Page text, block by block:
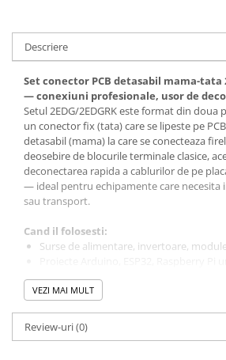
Scule si aparate de masura
Aparate de masura si testare
Scule manuale si electrice
Lipit si accesorii lipit
Cabluri, conectori si izolatie
Module Peltier, racire si
incalzire
Echipamente si accesorii banc
Cabluri si conectori
Conectori, mufe si blocuri
terminale
Componente electronice
Rezistente si termistori
Descriere
Set conector PCB detasabil mama-tata
— conexiuni profesionale, usor de
Setul 2EDG/2EDGRK este format din doua
un conector fix (tata) care se lipeste pe
detasabil (mama) la care se conecteaza
deosebire de blocurile terminale clasice,
deconectarea rapida a cablurilor de pe
— ideal pentru echipamente care necesita
sau transport.
Cand il folosesti:
Surse de alimentare, invertoare,
placa usor
Echipamente industriale si carcase
repetabile
VEZI MAI MULT
Review-uri(0)